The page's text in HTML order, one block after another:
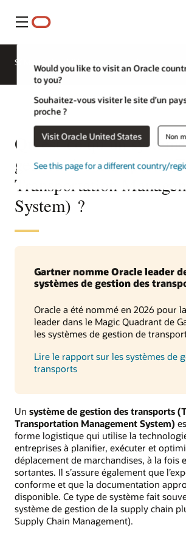
Menu
Would you like to visit an Oracle
to you?
Souhaitez-vous visiter le site d’un
proche ?
Visit Oracle United States Non
See this page for a different country/
SCM pour les différents secteurs d'activité
Qu’est-ce qu’un
gestion des transports
Transportation
System) ?
Gartner nomme Oracle leader
systèmes de gestion des
Oracle a été nommé en 2026 pour
leader dans le Magic Quadrant de
les systèmes de gestion de
Lire le rapport sur les systèmes de
transports
Un système de gestion des transports
Transportation Management System)
forme logistique qui utilise la
entreprises à planifier, exécuter et
déplacement de marchandises, à la fois
sortantes. Il s’assure également que
conforme et que la documentation
disponible. Ce type de système fait
système de gestion de la supply chain
Supply Chain Management).